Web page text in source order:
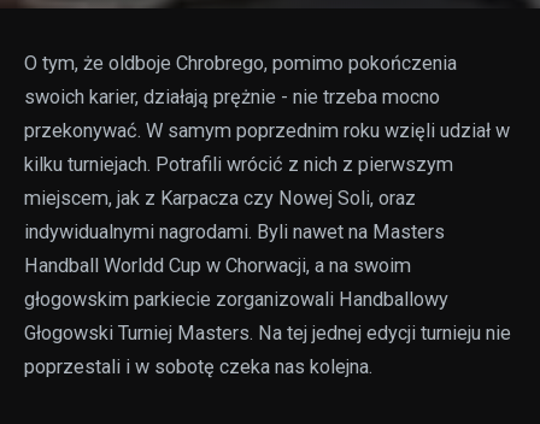
O tym, że oldboje Chrobrego, pomimo pokończenia
swoich karier, działają prężnie - nie trzeba mocno
przekonywać. W samym poprzednim roku wzięli udział w
kilku turniejach. Potrafili wrócić z nich z pierwszym
miejscem, jak z Karpacza czy Nowej Soli, oraz
indywidualnymi nagrodami. Byli nawet na Masters
Handball Worldd Cup w Chorwacji, a na swoim
głogowskim parkiecie zorganizowali Handballowy
Głogowski Turniej Masters. Na tej jednej edycji turnieju nie
poprzestali i w sobotę czeka nas kolejna.